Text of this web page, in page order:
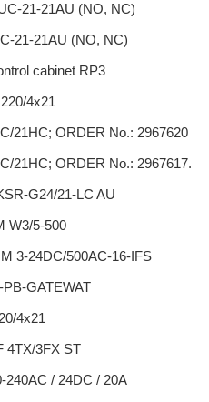
21-21AU (NO, NC)
21-21AU (NO, NC)
cabinet RP3
4x21
21HC; ORDER No.: 2967620
21HC; ORDER No.: 2967617.
G24/21-LC AU
W3/5-500
3-24DC/500AC-16-IFS
GATEWAT
4x21
4TX/3FX ST
240AC / 24DC / 20A